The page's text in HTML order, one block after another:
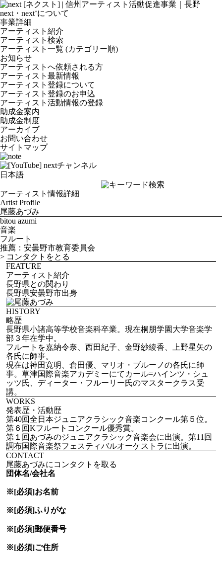
next・next⁺について
事業詳細
アーティスト紹介
アーティスト検索
アーティスト一覧 (カテゴリー順)
お知らせ
アーティストへ依頼される方
アーティスト最新情報
アーティスト登録について
アーティスト登録のお申込
アーティスト活動情報の登録
助成金案内
助成金制度
アーカイブ
お問い合わせ
サイトマップ
アーティスト情報詳細
Artist Profile
尾藤あづみ
bitou azumi
音楽
フルート
推薦：安曇野市教育委員会
> コンタクトをとる
FEATURE
アーティスト紹介
長野県との関わり
長野県安曇野市出身
HISTORY
略歴
長野県小諸高等学校音楽科卒業。現在桐朋学園大学音楽学
部３年在学中。
フルートを嘉納令奈、西田紀子、金野紗綾香、上野星矢の
各氏に師事。
現在は神田寛明、倉田優、マリオ・ブルーノの各氏に師
事。草津国際音楽アカデミーにてカール=ハインツ・シュ
ッツ氏、ディーター・フルーリー氏のマスタークラス受
講。
WORKS
発表歴・活動歴
第40回全日本ジュニアクラシック音楽コンクール第５位。
第６回Kフルートコンクール優秀賞。
第１回あづみのジュニアクラシック音楽会に出演。第11回
調布国際音楽祭フェスティバルオーケストラに出演。
CONTACT
尾藤あづみにコンタクトを取る
団体名/会社名
※[必須]お名前
※[必須]ふりがな
※[必須]郵便番号
※[必須]ご住所